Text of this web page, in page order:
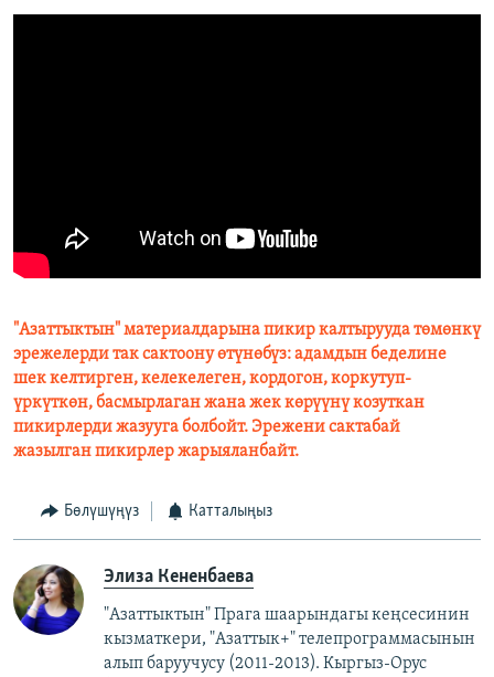
"Азаттыктын" материалдарына пикир калтырууда төмөнкү
эрежелерди так сактоону өтүнөбүз: адамдын беделине
шек келтирген, келекелеген, кордогон, коркутуп-
үркүткөн, басмырлаган жана жек көрүүнү козуткан
пикирлерди жазууга болбойт. Эрежени сактабай
жазылган пикирлер жарыяланбайт.
Бөлүшүңүз Катталыңыз
Элиза Кененбаева
"Азаттыктын" Прага шаарындагы кеңсесинин
кызматкери, "Азаттык+" телепрограммасынын
алып баруучусу (2011-2013). Кыргыз-Орус